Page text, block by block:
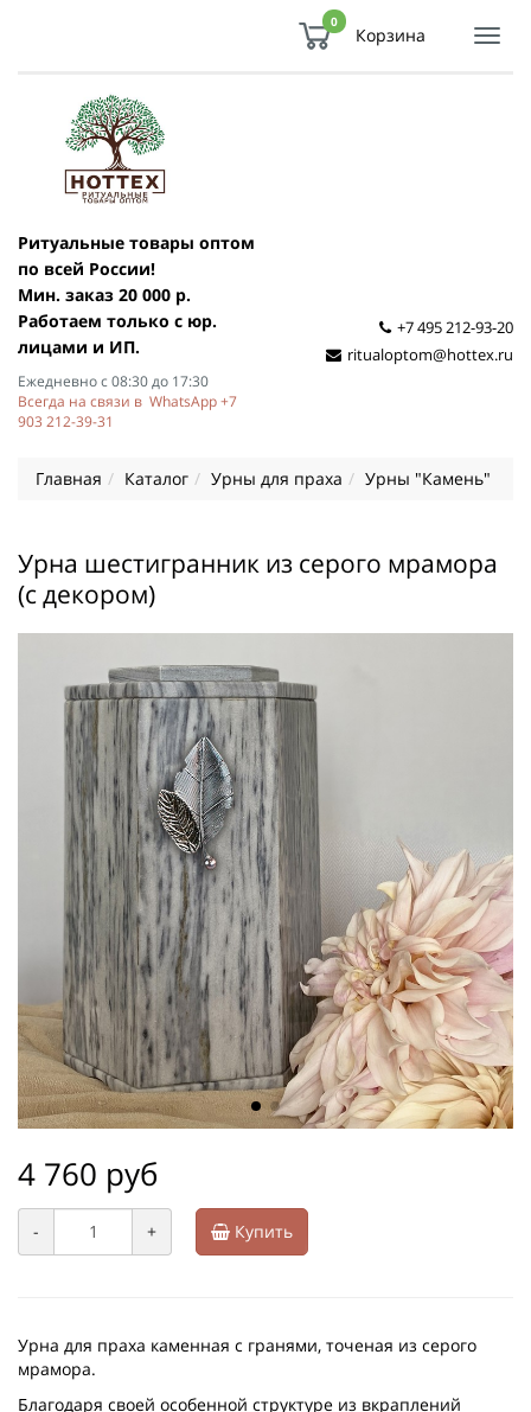
0
Корзина
Ритуальные товары оптом
по всей России!
Мин. заказ 20 000 р.
Работаем только с юр.
лицами и ИП.
Ежедневно с 08:30 до 17:30
Всегда на связи в WhatsApp +7
903 212-39-31
+7 495 212-93-20
ritualoptom@hottex.ru
Главная Каталог Урны для праха Урны "Камень"
Урна шестигранник из серого мрамора
(с декором)
4 760 руб
- + Купить
Урна для праха каменная с гранями, точеная из серого
мрамора.
Благодаря своей особенной структуре из вкраплений